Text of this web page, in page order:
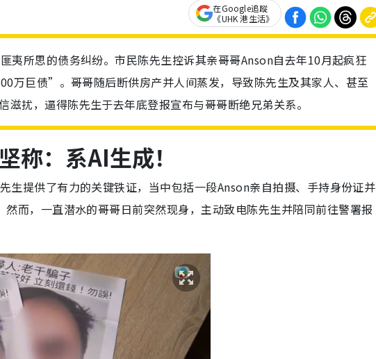
在Google追蹤
《UHK 港生活》
夷所思的债务纠纷。市民陈先生控诉其亲哥哥Anson自去年10月起疯狂
万巨债”。哥哥随后断供房产并人间蒸发，导致陈先生及其家人、甚至
扰，逼得陈先生于去年底登报宣布与哥哥断绝兄弟关系。
称：系AI生成！
生提供了有力的关键铁证，当中包括一段Anson亲自拍摄、手持身份证并
而，一直潜水的哥哥日前突然现身，主动致电陈先生并陪同前往警署报